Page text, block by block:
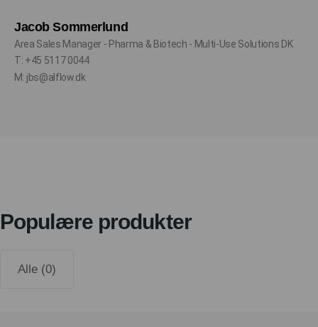
Jacob Sommerlund
Area Sales Manager - Pharma & Biotech - Multi-Use Solutions DK
T: +45 5117 0044
M: jbs@alflow.dk
Populære produkter
Alle (0)